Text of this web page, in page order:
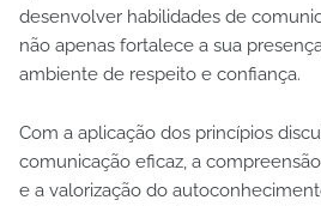
desenvolver habilidades de
não apenas fortalece a sua
ambiente de respeito e confiança.
Com a aplicação dos princípios
comunicação eficaz, a
e a valorização do